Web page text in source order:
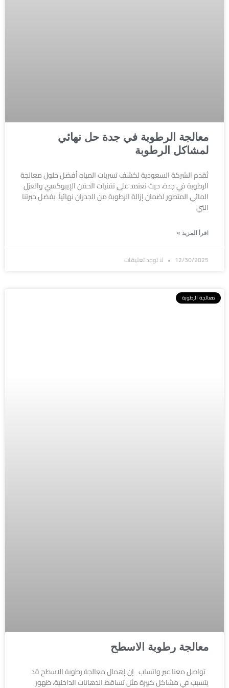
معالجة الرطوبة في جدة حل نهائي
لمشاكل الرطوبة
تُقدم الشركة السعودية لكشف تسربات المياه أفضل حلول معالجة
الرطوبة في جدة، حيث نعتمد على تقنيات الحقن الإيبوكسي والعزل
المائي المتطور لضمان إزالة الرطوبة من الجدران نهائياً. بفضل خبرتنا
التي
اقرأ المزيد »
12/30/2025 لا توجد تعليقات
معالجة الرطوبة
معالجة رطوبة الاسطح
تواصل معنا عبر واتساب إن إهمال معالجة رطوبة الاسطح قد
يتسبب في مشاكل كبيرة مثل تساقط الدهانات الداخلية، ظهور